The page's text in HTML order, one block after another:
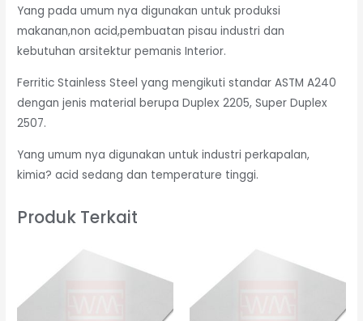
Yang pada umum nya digunakan untuk produksi
makanan,non acid,pembuatan pisau industri dan
kebutuhan arsitektur pemanis Interior.
Ferritic Stainless Steel yang mengikuti standar ASTM A240
dengan jenis material berupa Duplex 2205, Super Duplex
2507.
Yang umum nya digunakan untuk industri perkapalan,
kimia? acid sedang dan temperature tinggi.
Produk Terkait